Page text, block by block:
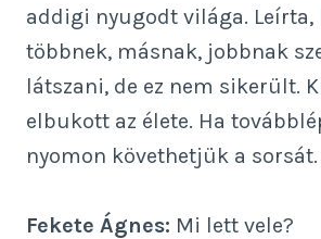
addigi nyugodt világa.
többnek, másnak, jobbnak
látszani, de ez nem sikerült.
elbukott az élete. Ha
nyomon követhetjük a sorsát.
Fekete Ágnes: Mi lett vele?